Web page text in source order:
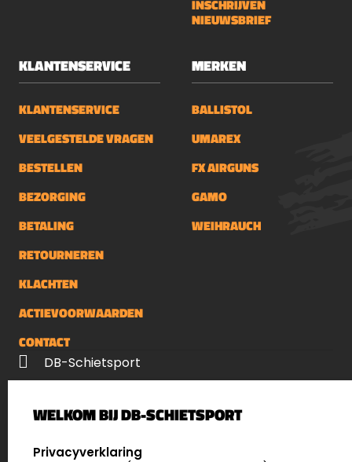
INSCHRIJVEN
NIEUWSBRIEF
KLANTENSERVICE
KLANTENSERVICE
VEELGESTELDE VRAGEN
BESTELLEN
BEZORGING
BETALING
RETOURNEREN
KLACHTEN
ACTIEVOORWAARDEN
CONTACT
MERKEN
BALLISTOL
UMAREX
FX AIRGUNS
GAMO
WEIHRAUCH
DB-Schietsport
5411 LX Zeeland
WELKOM BIJ DB-SCHIETSPORT
SELECT LANGUAGE
Privacyverklaring